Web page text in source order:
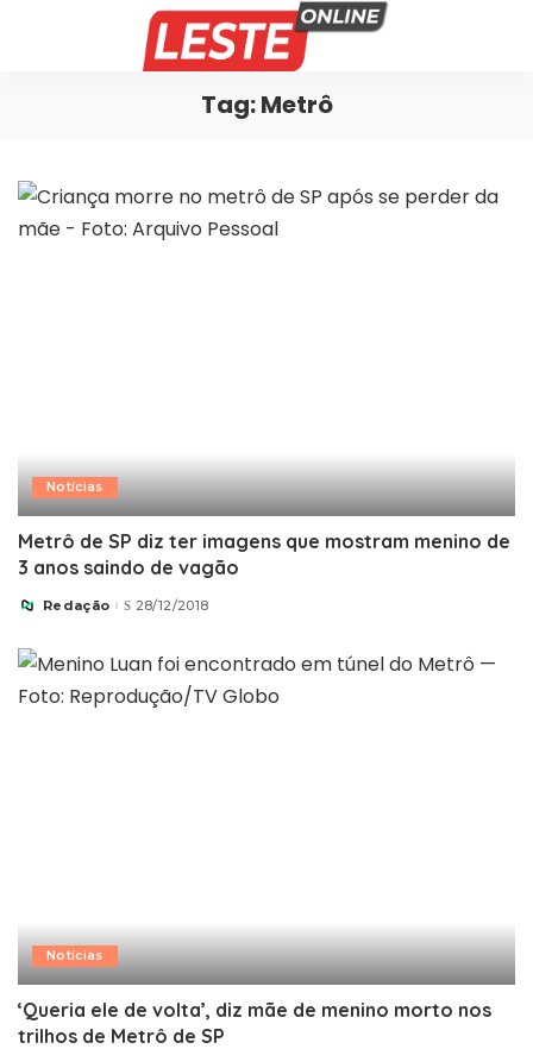
Tag:Metrô
Notícias
Metrô de SP diz ter imagens que mostram menino de
3 anos saindo de vagão
Posted
Redação 28/12/2018
Notícias
‘Queria ele de volta’, diz mãe de menino morto nos
trilhos de Metrô de SP